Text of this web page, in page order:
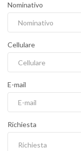
Nominativo
Cellulare
E-mail
Richiesta